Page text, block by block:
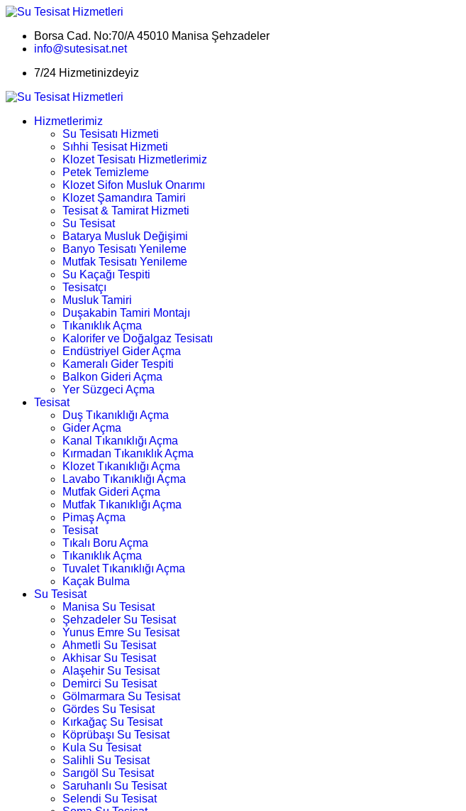
Borsa Cad. No:70/A 45010 Manisa Şehzadeler
info@sutesisat.net
7/24 Hizmetinizdeyiz
Hizmetlerimiz
Su Tesisatı Hizmeti
Sıhhi Tesisat Hizmeti
Klozet Tesisatı Hizmetlerimiz
Petek Temizleme
Klozet Sifon Musluk Onarımı
Klozet Şamandıra Tamiri
Tesisat & Tamirat Hizmeti
Su Tesisat
Batarya Musluk Değişimi
Banyo Tesisatı Yenileme
Mutfak Tesisatı Yenileme
Su Kaçağı Tespiti
Tesisatçı
Musluk Tamiri
Duşakabin Tamiri Montajı
Tıkanıklık Açma
Kalorifer ve Doğalgaz Tesisatı
Endüstriyel Gider Açma
Kameralı Gider Tespiti
Balkon Gideri Açma
Yer Süzgeci Açma
Tesisat
Duş Tıkanıklığı Açma
Gider Açma
Kanal Tıkanıklığı Açma
Kırmadan Tıkanıklık Açma
Klozet Tıkanıklığı Açma
Lavabo Tıkanıklığı Açma
Mutfak Gideri Açma
Mutfak Tıkanıklığı Açma
Pimaş Açma
Tesisat
Tıkalı Boru Açma
Tıkanıklık Açma
Tuvalet Tıkanıklığı Açma
Kaçak Bulma
Su Tesisat
Manisa Su Tesisat
Şehzadeler Su Tesisat
Yunus Emre Su Tesisat
Ahmetli Su Tesisat
Akhisar Su Tesisat
Alaşehir Su Tesisat
Demirci Su Tesisat
Gölmarmara Su Tesisat
Gördes Su Tesisat
Kırkağaç Su Tesisat
Köprübaşı Su Tesisat
Kula Su Tesisat
Salihli Su Tesisat
Sarıgöl Su Tesisat
Saruhanlı Su Tesisat
Selendi Su Tesisat